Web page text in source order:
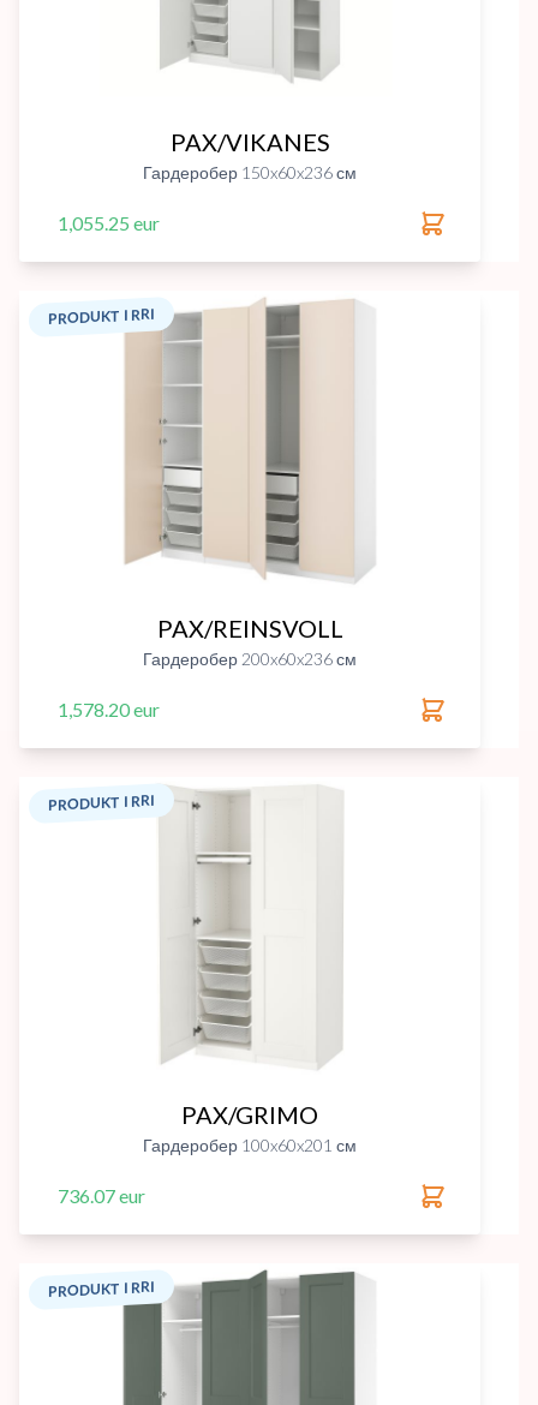
PAX/VIKANES
Гардеробер 150x60x236 см
1,055.25 eur
PRODUKT I RRI
PAX/REINSVOLL
Гардеробер 200x60x236 см
1,578.20 eur
PRODUKT I RRI
PAX/GRIMO
Гардеробер 100x60x201 см
736.07 eur
PRODUKT I RRI